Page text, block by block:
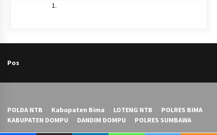
Pos
POLDA NTB Kabupaten Bima LOTENG NTB
POLRES BIMA
KABUPATEN DOMPU
DANDIM DOMPU POLRES SUMBAWA